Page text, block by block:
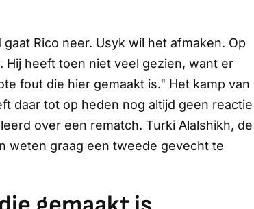
Rico neer. Usyk wil het afmaken. Op
heeft toen niet veel gezien, want er
fout die hier gemaakt is." Het kamp van
daar tot op heden nog altijd geen reactie
over een rematch. Turki Alalshikh, de
weten graag een tweede gevecht te